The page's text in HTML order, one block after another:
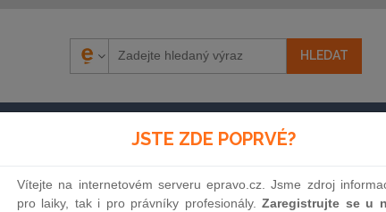
AKTUÁLNĚ
JSTE ZDE POPRVÉ?
Vítejte na internetovém serveru epravo.cz. Jsme zdroj
pro laiky, tak i pro právníky profesionály.Zaregistrujte se u